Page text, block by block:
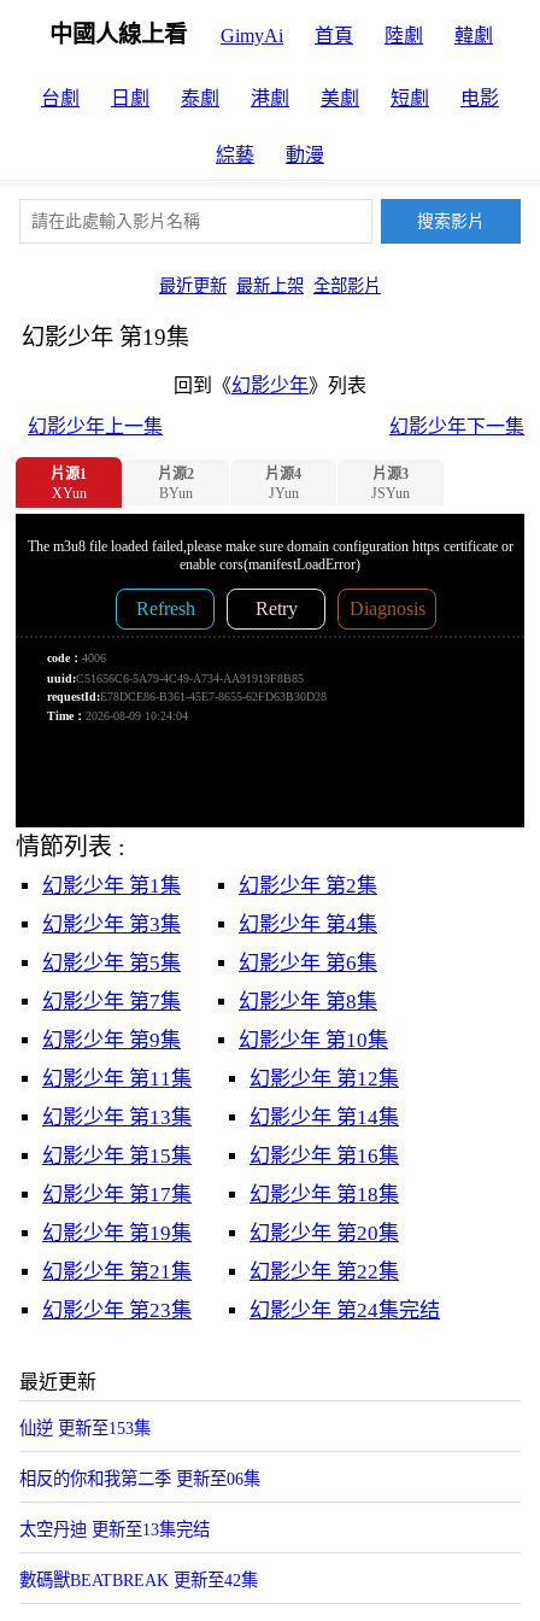
中國人線上看 GimyAi 首頁 陸劇 韓劇
台劇 日劇 泰劇 港劇 美劇 短劇 电影
綜藝 動漫
最近更新 最新上架 全部影片
幻影少年 第19集
回到《幻影少年》列表
幻影少年上一集
幻影少年下一集
片源1
XYun
片源2
BYun
片源4
JYun
片源3
JSYun
情節列表 :
幻影少年 第1集
幻影少年 第2集
幻影少年 第3集
幻影少年 第4集
幻影少年 第5集
幻影少年 第6集
幻影少年 第7集
幻影少年 第8集
幻影少年 第9集
幻影少年 第10集
幻影少年 第11集
幻影少年 第12集
幻影少年 第13集
幻影少年 第14集
幻影少年 第15集
幻影少年 第16集
幻影少年 第17集
幻影少年 第18集
幻影少年 第19集
幻影少年 第20集
幻影少年 第21集
幻影少年 第22集
幻影少年 第23集
幻影少年 第24集完结
最近更新
仙逆 更新至153集
相反的你和我第二季 更新至06集
太空丹迪 更新至13集完结
數碼獸BEATBREAK 更新至42集